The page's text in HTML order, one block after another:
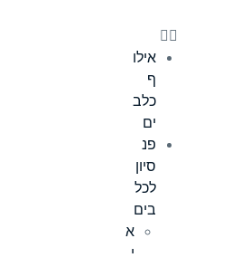
אילו
ף
כלב
ים
פנ
סיון
לכל
בים
א
י